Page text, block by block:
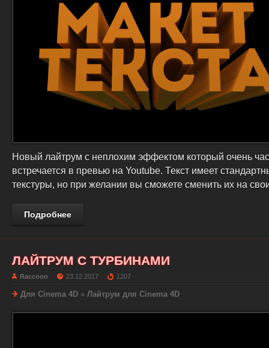
Новый лайтрум с неплохим эффектом который очень
встречается в превью на Youtube. Текст имеет
текстуры, но при желании вы сможете сменить их на
Подробнее
ЛАЙТРУМ С ТУРБИНАМИ
Raccoon 23.12.2017 1207
Для Cinema 4D » Лайтрум для Cinema 4D